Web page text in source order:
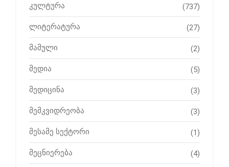
კულტურა (737)
ლიტერატურა (27)
მამული (2)
მედია (5)
მედიცინა (3)
მემკვიდრეობა (3)
მესამე სექტორი (1)
მეცნიერება (4)